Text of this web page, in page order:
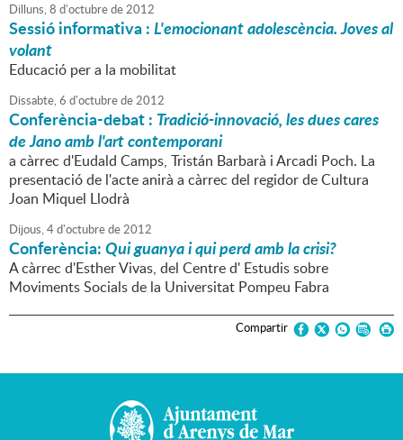
Dilluns,8 d'octubrede2012
Sessió informativa :L'emocionant adolescència. Joves al
volant
Educació per a la mobilitat
Dissabte,6 d'octubrede2012
Conferència-debat : Tradició-innovació, les dues cares
de Jano amb l'art contemporani
a càrrec d'Eudald Camps, Tristán Barbarà i Arcadi Poch. La
presentació de l'acte anirà a càrrec del regidor de Cultura
Joan Miquel Llodrà
Dijous,4d'octubrede2012
Conferència:Qui guanya i qui perd amb la crisi?
A càrrec d'Esther Vivas, del Centre d' Estudis sobre
Moviments Socials de la Universitat Pompeu Fabra
Compartir